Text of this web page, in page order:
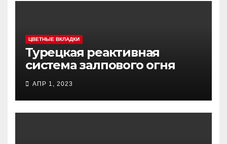
ЦВЕТНЫЕ ВКЛАДКИ
Турецкая реактивная
система залпового огня
MCL (Multi-Caliber Launcher)
АПР 1, 2023